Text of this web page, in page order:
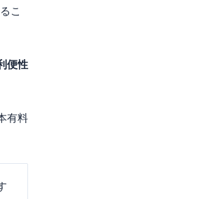
こ
便性
有料